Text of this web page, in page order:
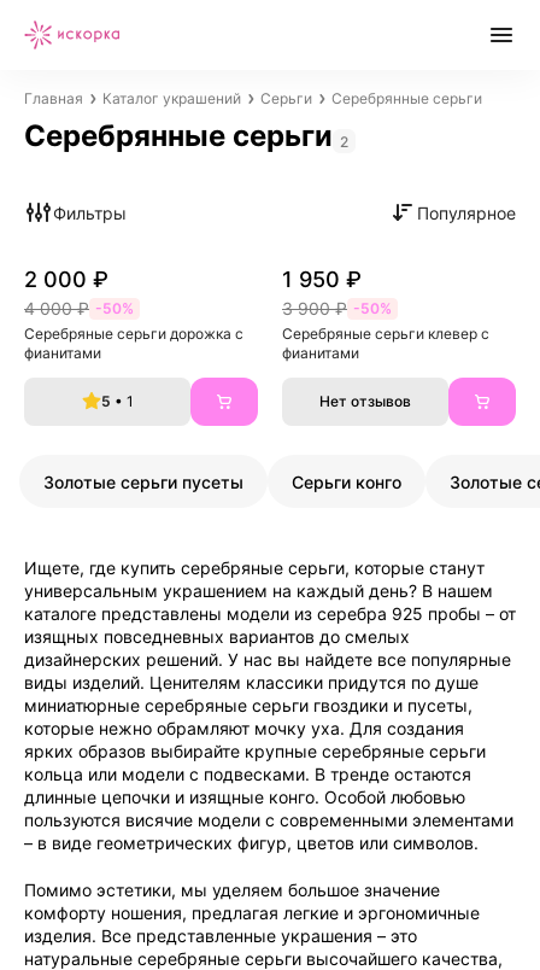
Главная Каталог украшений Серьги Серебрянные серьги
Серебрянные серьги 2
Фильтры Популярное
2 000 ₽
4 000 ₽ -50%
Серебряные серьги дорожка с
фианитами
5 • 1
1 950 ₽
3 900 ₽ -50%
Серебряные серьги клевер с
фианитами
Нет отзывов
Золотые серьги пусеты Серьги конго Золотые
Ищете, где купить серебряные серьги, которые станут
универсальным украшением на каждый день? В нашем
каталоге представлены модели из серебра 925 пробы – от
изящных повседневных вариантов до смелых
дизайнерских решений. У нас вы найдете все популярные
виды изделий. Ценителям классики придутся по душе
миниатюрные серебряные серьги гвоздики и пусеты,
которые нежно обрамляют мочку уха. Для создания
ярких образов выбирайте крупные серебряные серьги
кольца или модели с подвесками. В тренде остаются
длинные цепочки и изящные конго. Особой любовью
пользуются висячие модели с современными элементами
– в виде геометрических фигур, цветов или символов.
Помимо эстетики, мы уделяем большое значение
комфорту ношения, предлагая легкие и эргономичные
изделия. Все представленные украшения – это
натуральные серебряные серьги высочайшего качества,